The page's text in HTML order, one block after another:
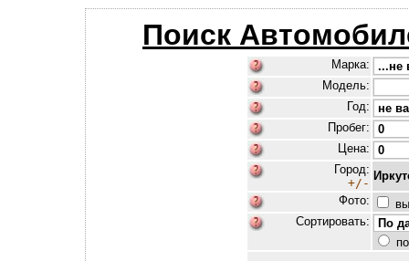
Поиск
Марка:
Модель:
Год:
Пробег:
Цена:
Город:
+/-
Фото:
Сортировать: